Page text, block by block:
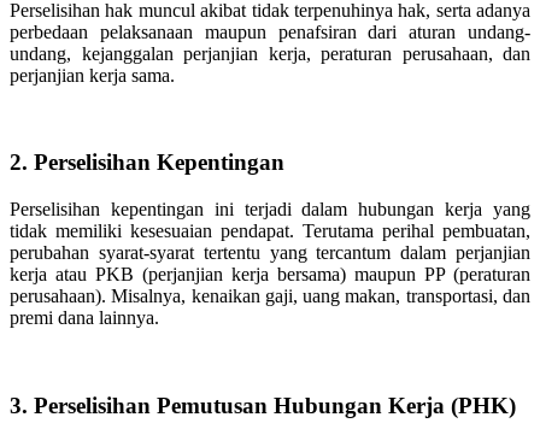
Perselisihan hak muncul akibat tidak terpenuhinya hak, serta adanya
perbedaan pelaksanaan maupun penafsiran dari aturan undang-
undang, kejanggalan perjanjian kerja, peraturan perusahaan, dan
perjanjian kerja sama.
2. Perselisihan Kepentingan
Perselisihan kepentingan ini terjadi dalam hubungan kerja yang
tidak memiliki kesesuaian pendapat. Terutama perihal pembuatan,
perubahan syarat-syarat tertentu yang tercantum dalam perjanjian
kerja atau PKB (perjanjian kerja bersama) maupun PP (peraturan
perusahaan). Misalnya, kenaikan gaji, uang makan, transportasi, dan
premi dana lainnya.
3. Perselisihan Pemutusan Hubungan Kerja (PHK)